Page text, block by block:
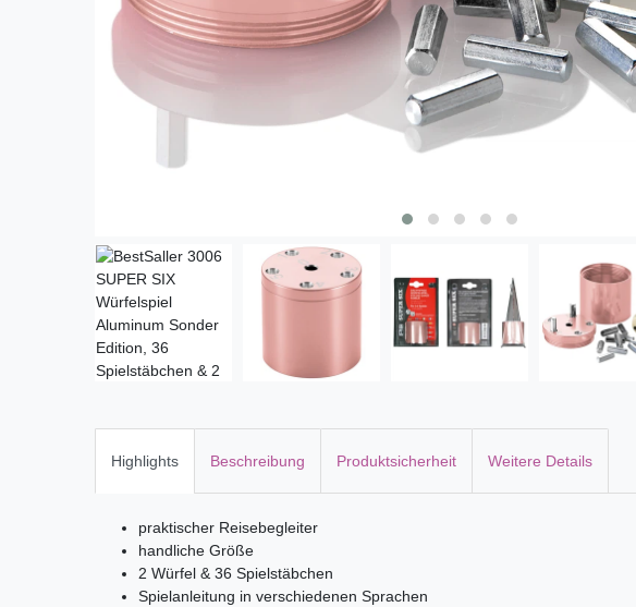
Highlights Beschreibung Produktsicherheit Weitere Details
praktischer Reisebegleiter
handliche Größe
2 Würfel & 36 Spielstäbchen
Spielanleitung in verschiedenen Sprachen